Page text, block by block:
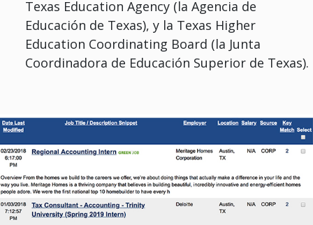
Texas Education Agency (la Agencia de
Educación de Texas), y la Texas Higher
Education Coordinating Board (la Junta
Coordinadora de Educación Superior de Texas).